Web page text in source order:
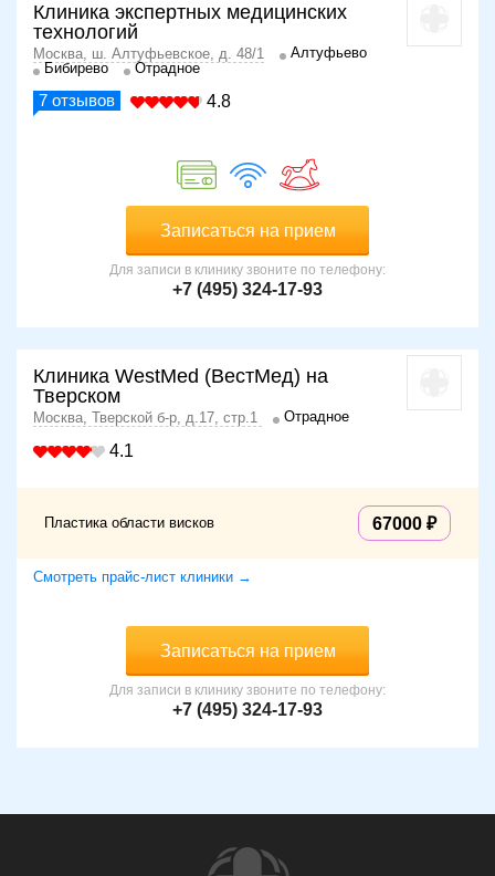
Клиника экспертных медицинских
технологий
Москва, ш. Алтуфьевское, д. 48/1
Алтуфьево
Бибирево
Отрадное
7 отзывов 4.8
Записаться на прием
Для записи в клинику звоните по телефону:
+7 (495) 324-17-93
Клиника WestMed (ВестМед) на
Тверском
Москва, Тверской б-р, д.17, стр.1 Отрадное
4.1
Пластика области висков 67000
Смотреть прайс-лист клиники →
Записаться на прием
Для записи в клинику звоните по телефону:
+7 (495) 324-17-93